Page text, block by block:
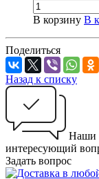
В корзину В
Поделиться
Назад к списку
Наши
интересующий
Задать вопрос